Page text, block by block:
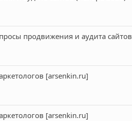
продвижения и аудита сайтов
[arsenkin.ru]
[arsenkin.ru]